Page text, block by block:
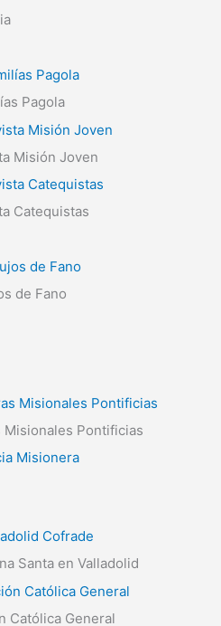
Pagola
Misión Joven
Catequistas
de Fano
Misionales Pontificias
Misionera
Santa en Valladolid
Católica General